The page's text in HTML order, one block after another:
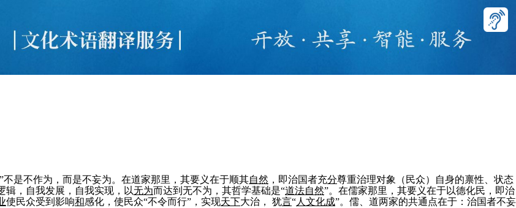
”不是不作为，而是不妄为。在道家那里，其要义在于顺其自然 ，即治国者充分尊重治理对象（民众）自身的禀性、状态
辑，自我发展，自我实现，以无为而达到无不为，其哲学基础是“道法自然”。在儒家那里，其要义在于以德化民，即治
使民众受到影响和感化，使民众“不令而行”，实现天下大治， 犹言“人 文化成”。儒、道两家的共通点在于：治国者不妄